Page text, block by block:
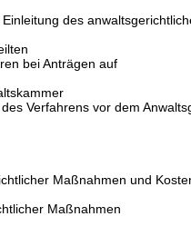
des
bei Anträgen auf
Verfahrens vor dem
Maßnahmen und
Maßnahmen